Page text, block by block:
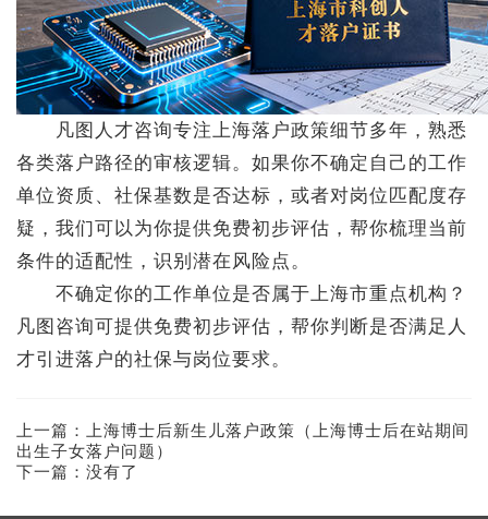
凡图人才咨询专注上海落户政策细节多年，熟悉
各类落户路径的审核逻辑。如果你不确定自己的工作
单位资质、社保基数是否达标，或者对岗位匹配度存
疑，我们可以为你提供免费初步评估，帮你梳理当前
条件的适配性，识别潜在风险点。
不确定你的工作单位是否属于上海市重点机构？
凡图咨询可提供免费初步评估，帮你判断是否满足人
才引进落户的社保与岗位要求。
上一篇：
上海博士后新生儿落户政策（上海博士后在站期间
出生子女落户问题）
下一篇：没有了